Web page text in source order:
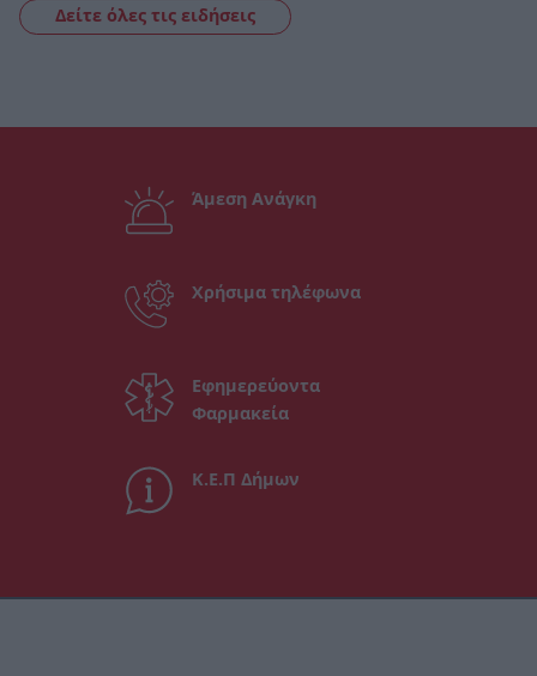
Δείτε όλες τις ειδήσεις
Άμεση Ανάγκη
Χρήσιμα τηλέφωνα
Εφημερεύοντα
Φαρμακεία
Κ.Ε.Π Δήμων